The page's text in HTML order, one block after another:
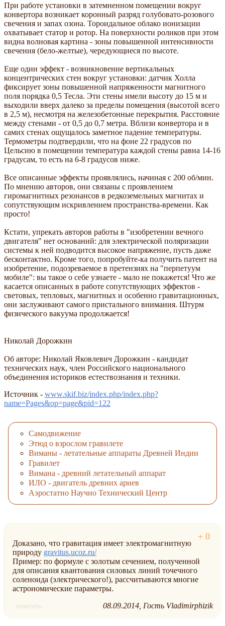
При работе установки в затемненном помещении вокруг
конвертора возникает коронный разряд голубовато-розового
свечения и запах озона. Тороидальное облако ионизации
охватывает статор и ротор. На поверхности роликов при этом
видна волновая картина - зоны повышенной интенсивности
свечения (бело-желтые), чередующиеся по высоте.
Еще один эффект - возникновение вертикальных
концентрических стен вокруг установки: датчик Холла
фиксирует зоны повышенной напряженности магнитного
поля порядка 0,5 Тесла. Эти стены имели высоту до 15 м и
выходили вверх далеко за пределы помещения (высотой всего
в 2,5 м), несмотря на железобетонные перекрытия. Расстояние
между стенами - от 0,5 до 0,7 метра. Вблизи конвертора и в
самих стенах ощущалось заметное падение температуры.
Термометры подтвердили, что на фоне 22 градусов по
Цельсию в помещении температура каждой стены равна 14-16
градусам, то есть на 6-8 градусов ниже.
Все описанные эффекты проявлялись, начиная с 200 об/мин.
По мнению авторов, они связаны с проявлением
гиромагнитных резонансов в редкоземельных магнитах и
сопутствующим искривлением пространства-времени. Как
просто!
Кстати, упрекать авторов работы в "изобретении вечного
двигателя" нет оснований: для электрической поляризации
системы к ней подводится высокое напряжение, пусть даже
бесконтактно. Кроме того, попробуйте-ка получить патент на
изобретение, подозреваемое в претензиях на "перпетуум
мобиле": вы такое о себе узнаете - мало не покажется! Что же
касается описанных в работе сопутствующих эффектов -
световых, тепловых, магнитных и особенно гравитационных,
они заслуживают самого пристального внимания. Штурм
физического вакуума продолжается!
Николай Дорожкин
Об авторе: Николай Яковлевич Дорожкин - кандидат
технических наук, член Российского национального
объединения историков естествознания и техники.
Источник - www.skif.biz/index.php/index.php?
name=Pages&op=page&pid=122
Самодвижение
Этюд о взрослом гравилете
Виманы - летательные аппараты Древней Индии
Гравилет
Вимана - древний летательный аппарат
ИЛО - двигатель древних ариев
Аэростатно Научно Технический Центр
Доказано, что гравитация имеет электромагнитную
природу gravitus.ucoz.ru/
Пример: по формуле с золотым сечением, полученной
для описания квантования силовых линий точечного
соленоида (электрического!), рассчитываются многие
астрономические параметры.
ответить 08.09.2014 Гость Vladimirphizik